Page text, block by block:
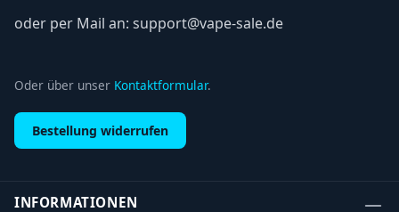
oder per Mail an: support@vape-sale.de
Oder über unser Kontaktformular.
Bestellung widerrufen
INFORMATIONEN